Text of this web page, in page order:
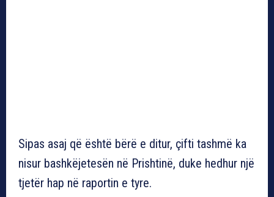
Sipas asaj që është bërë e ditur, çifti tashmë ka
nisur bashkëjetesën në Prishtinë, duke hedhur një
tjetër hap në raportin e tyre.